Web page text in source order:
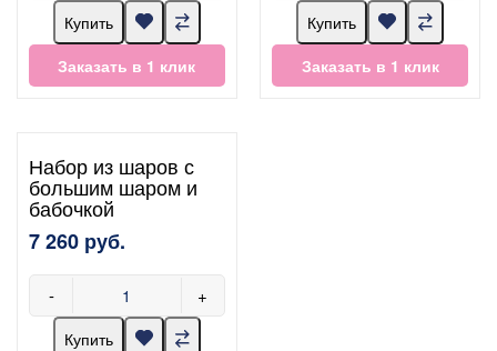
Купить
Заказать в 1 клик
Купить
Заказать в 1 клик
Набор из шаров с
большим шаром и
бабочкой
7 260 руб.
- +
Купить